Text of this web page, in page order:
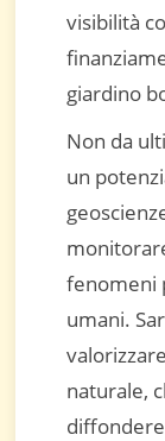
visibilità
giardino
Non da
un
fenomeni
umani.
naturale,